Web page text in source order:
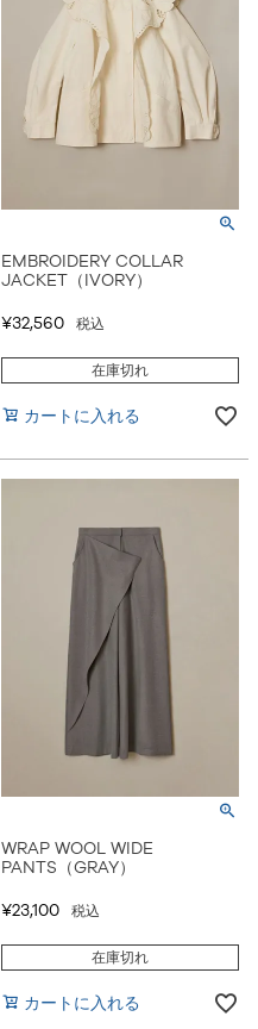
EMBROIDERY COLLAR
JACKET（IVORY）
¥32,560 税込
在庫切れ
カートに入れる
WRAP WOOL WIDE
PANTS（GRAY）
¥23,100 税込
在庫切れ
カートに入れる